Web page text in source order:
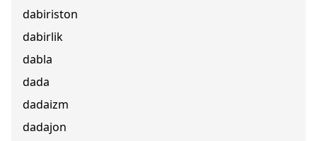
dabiriston
dabirlik
dabla
dada
dadaizm
dadajon